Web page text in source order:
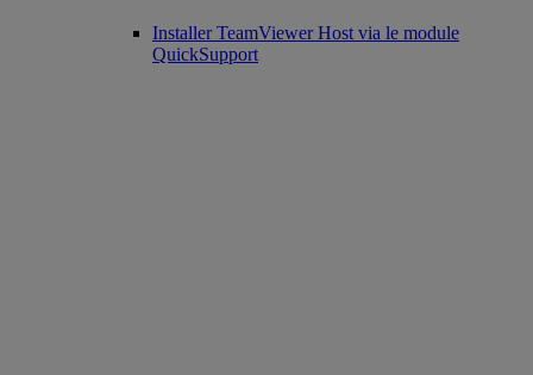
Installer TeamViewer Host via le module
QuickSupport